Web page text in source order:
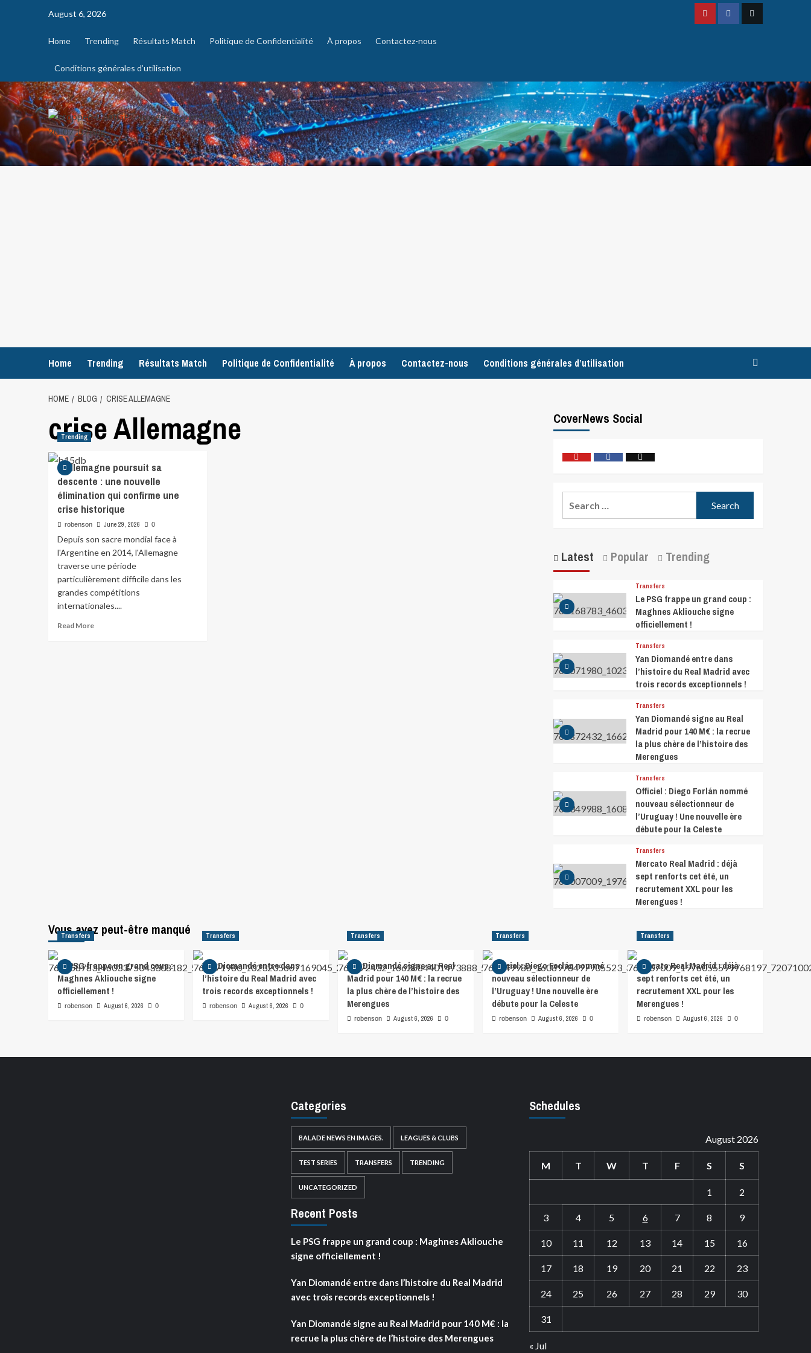
August 6, 2026
Home Trending Résultats Match Politique de Confidentialité À propos Contactez-nous
Conditions générales d’utilisation
Home Trending Résultats Match Politique de Confidentialité À propos Contactez-nous Conditions générales d’utilisation
HOME BLOG CRISE ALLEMAGNE
crise Allemagne
Trending
L’Allemagne poursuit sa
descente : une nouvelle
élimination qui confirme une
crise historique
robenson June 29, 2026 0
Depuis son sacre mondial face à
l'Argentine en 2014, l'Allemagne
traverse une période
particulièrement difficile dans les
grandes compétitions
internationales....
Read More
CoverNews Social
Latest Popular Trending
Transfers
Le PSG frappe un grand coup :
Maghnes Akliouche signe
officiellement !
Transfers
Yan Diomandé entre dans
l’histoire du Real Madrid avec
trois records exceptionnels !
Transfers
Yan Diomandé signe au Real
Madrid pour 140 M€ : la recrue
la plus chère de l’histoire des
Merengues
Transfers
Officiel : Diego Forlán nommé
nouveau sélectionneur de
l’Uruguay ! Une nouvelle ère
débute pour la Celeste
Transfers
Mercato Real Madrid : déjà
sept renforts cet été, un
recrutement XXL pour les
Merengues !
Vous avez peut-être manqué
Transfers
Le PSG frappe un grand coup :
Maghnes Akliouche signe
officiellement !
robenson August 6, 2026 0
Transfers
Yan Diomandé entre dans
l’histoire du Real Madrid avec
trois records exceptionnels !
robenson August 6, 2026 0
Transfers
Yan Diomandé signe au Real
Madrid pour 140 M€ : la recrue
la plus chère de l’histoire des
Merengues
robenson August 6, 2026 0
Transfers
Officiel : Diego Forlán nommé
nouveau sélectionneur de
l’Uruguay ! Une nouvelle ère
débute pour la Celeste
robenson August 6, 2026 0
Transfers
Mercato Real Madrid : déjà
sept renforts cet été, un
recrutement XXL pour les
Merengues !
robenson August 6, 2026 0
Categories
BALADE NEWS EN IMAGES. LEAGUES & CLUBS
TEST SERIES TRANSFERS TRENDING
UNCATEGORIZED
Recent Posts
Le PSG frappe un grand coup : Maghnes Akliouche
signe officiellement !
Yan Diomandé entre dans l’histoire du Real Madrid
avec trois records exceptionnels !
Yan Diomandé signe au Real Madrid pour 140 M€ : la
recrue la plus chère de l’histoire des Merengues
Schedules
August 2026
M T W T F S S
1 2
3 4 5 6 7 8 9
10 11 12 13 14 15 16
17 18 19 20 21 22 23
24 25 26 27 28 29 30
31
« Jul